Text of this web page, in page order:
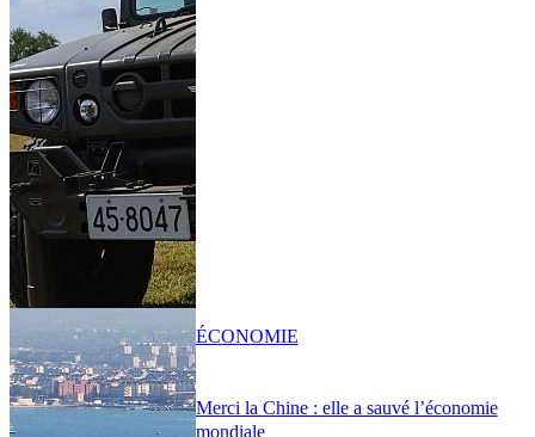
Merci la Chine : elle a sauvé l’économie
mondiale
ÉCONOMIE